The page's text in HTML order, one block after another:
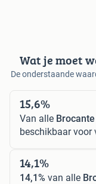
Wat je moet
De onderstaande
15,6%
Van alle
beschikbaar voor
14,1%
14,1% van alle